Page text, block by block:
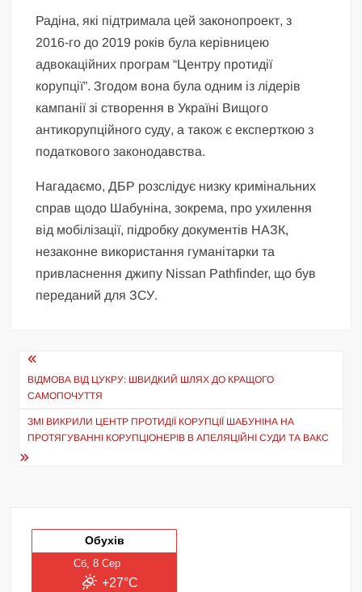
Радіна, які підтримала цей законопроект, з
2016-го до 2019 років була керівницею
адвокаційних програм “Центру протидії
корупції”. Згодом вона була одним із лідерів
кампанії зі створення в Україні Вищого
антикорупційного суду, а також є експерткою з
податкового законодавства.
Нагадаємо, ДБР розслідує низку кримінальних
справ щодо Шабуніна, зокрема, про ухилення
від мобілізації, підробку документів НАЗК,
незаконне використання гуманітарки та
привласнення джипу Nissan Pathfinder, що був
переданий для ЗСУ.
Навігація
записів
ВІДМОВА ВІД ЦУКРУ: ШВИДКИЙ ШЛЯХ ДО КРАЩОГО
САМОПОЧУТТЯ
ЗМІ ВИКРИЛИ ЦЕНТР ПРОТИДІЇ КОРУПЦІЇ ШАБУНІНА НА
ПРОТЯГУВАННІ КОРУПЦІОНЕРІВ В АПЕЛЯЦІЙНІ СУДИ ТА ВАКС
Обухів
Сб, 8 Сер
+27°C